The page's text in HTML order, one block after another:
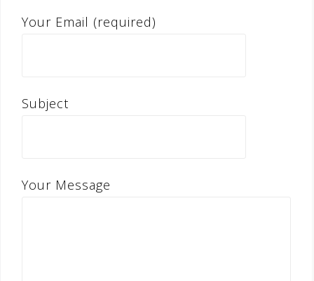
Your Email (required)
Subject
Your Message